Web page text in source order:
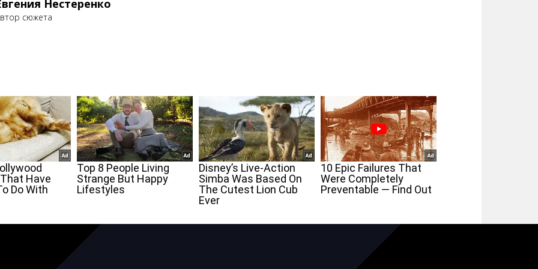
Нестеренко
сюжета